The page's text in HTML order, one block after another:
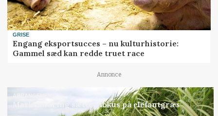
GRISE
Engang eksportsucces – nu kulturhistorie:
Gammel sæd kan redde truet race
Annonce
ARRANGEMENT
Markvandring sætter fokus på elefantgræs